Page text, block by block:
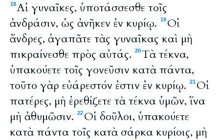
18Αἱ γυναῖκες, ὑποτάσσεσθε τοῖς
ἀνδράσιν, ὡς ἀνῆκεν ἐν κυρίῳ.
19 Οἱ
ἄνδρες, ἀγαπᾶτε τὰς γυναῖκας καὶ μὴ
πικραίνεσθε πρὸς αὐτάς.
20Τὰ τέκνα,
ὑπακούετε τοῖς γονεῦσιν κατὰ πάντα,
τοῦτο γὰρ εὐάρεστόν ἐστιν ἐν κυρίῳ.
21 Οἱ
πατέρες, μὴ ἐρεθίζετε τὰ τέκνα ὑμῶν, ἵνα
μὴ ἀθυμῶσιν.
22 Οἱ δοῦλοι, ὑπακούετε
κατὰ πάντα τοῖς κατὰ σάρκα κυρίοις, μὴ